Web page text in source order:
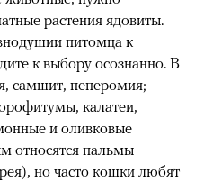
растения ядовиты.
питомца к
к выбору осознанно. В
самшит, пеперомия;
калатеи,
и оливковые
относятся пальмы
но часто кошки любят